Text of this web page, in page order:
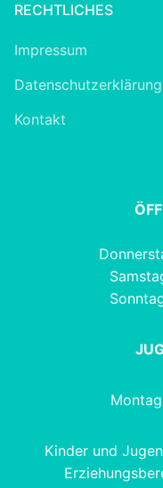
RECHTLICHES
Impressum
Datenschutzerklärung
Kontakt
Kinder und